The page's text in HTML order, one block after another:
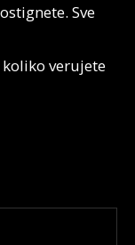
Sve
koliko verujete